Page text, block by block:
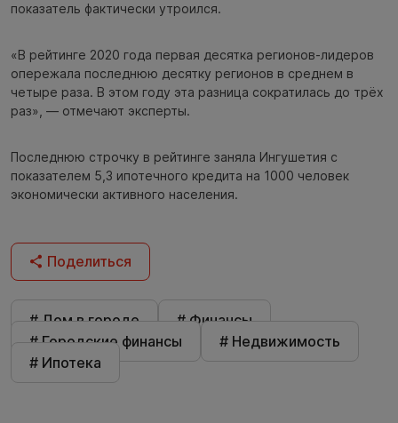
показатель фактически утроился.
«В рейтинге 2020 года первая десятка регионов-лидеров
опережала последнюю десятку регионов в среднем в
четыре раза. В этом году эта разница сократилась до трёх
раз», — отмечают эксперты.
Последнюю строчку в рейтинге заняла Ингушетия с
показателем 5,3 ипотечного кредита на 1000 человек
экономически активного населения.
Поделиться
# Дом в городе
# Финансы
# Городские финансы
# Недвижимость
# Ипотека